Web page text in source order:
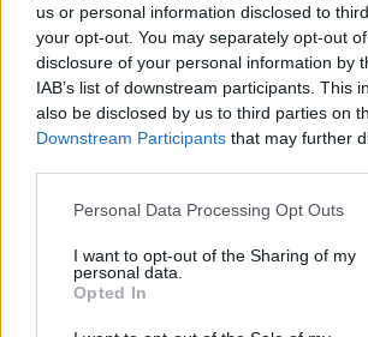
us or personal information disclosed to
your opt-out. You may separately opt-out
disclosure of your personal information by
IAB’s list of downstream participants. This
also be disclosed by us to third parties on
Downstream Participants that may further
Personal Data Processing Opt Outs
I want to opt-out of the Sharing of my
personal data.
Opted In
Χρηματιστήριο: Πτώση κατά 0,59%,
εκατ. ευρώ ο τζίρος
06/08/2026 - 18:10 ΟΙΚΟΝΟΜΙΑ
ΟΠΕΚΑ: Αύριο η δεύτερη πληρωμή
του Λογαριασμού Αγροτικής Εστίας
06/08/2026 - 17:40 ΟΙΚΟΝΟΜΙΑ
Κυβερνητική Επιτροπή Βιομηχανίας-
Στρατηγική προτεραιότητα η ενίσχυση
βιομηχανίας
06/08/2026 - 17:18 ΠΟΛΙΤΙΚΗ